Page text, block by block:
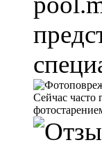
Сейчас часто